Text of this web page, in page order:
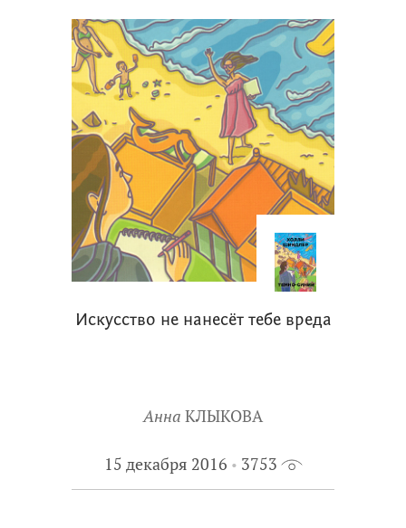
Искусство не нанесёт тебе вреда
Анна КЛЫКОВА
15 декабря 2016 3753